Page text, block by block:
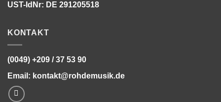
UST-IdNr: DE 291205518
KONTAKT
(0049) +209 / 37 53 90
Email: kontakt@rohdemusik.de